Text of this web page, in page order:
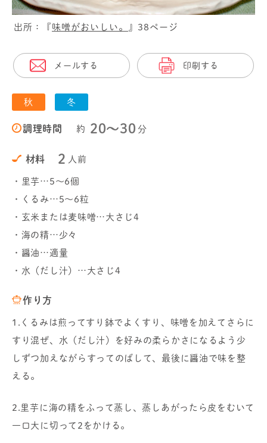
出所：『 味噌がおいしい。 』38ページ
メールする 印刷する
秋 冬
調理時間 約 20〜30 分
材料 2 人前
・里芋…5～6個
・くるみ…5～6粒
・玄米または麦味噌…大さじ4
・海の精…少々
・醤油…適量
・水（だし汁）…大さじ4
作り方
1.くるみは煎ってすり鉢でよくすり、味噌を加えてさらに
すり混ぜ、水（だし汁）を好みの柔らかさになるよう少
しずつ加えながらすってのばして、最後に醤油で味を整
える。
2.里芋に海の精をふって蒸し、蒸しあがったら皮をむいて
一口大に切って2をかける。